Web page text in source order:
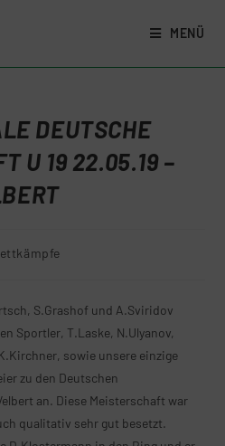
MENÜ
DEUTSCHE
U 19 22.05.19 –
S.Grashof und A.Sviridov
Sportler, T.Laske, N.Ulyanov,
sowie unsere einzige
zu den Deutschen
an. Diese Meisterschaft war
qualitativ sehr gut besetzt.